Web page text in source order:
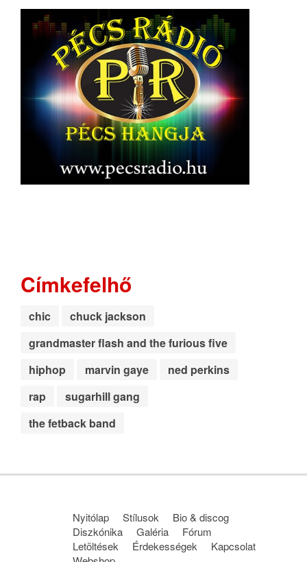
Címkefelhő
chic
chuck jackson
grandmaster flash and the furious five
hiphop
marvin gaye
ned perkins
rap
sugarhill gang
the fetback band
Nyitólap Stílusok
Bio & discog
Diszkónika
Galéria
Fórum
Letöltések
Érdekességek
Kapcsolat